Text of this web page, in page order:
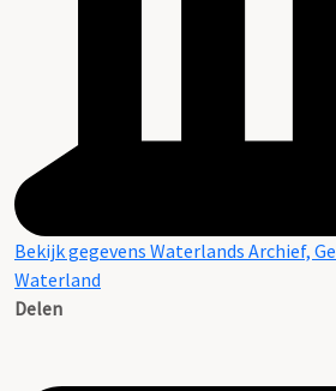
Bekijk gegevens Waterlands Archief,
Waterland
Delen